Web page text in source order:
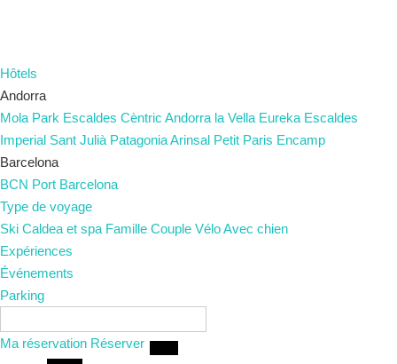
Hôtels
Andorra
Mola Park Escaldes Cèntric Andorra la Vella Eureka Escaldes
Imperial Sant Julià PatagoniaArinsal Petit Paris Encamp
Barcelona
BCN Port Barcelona
Type de voyage
Ski Caldea et spa Famille Couple VéloAvec chien
Expériences
Événements
Parking
Ma réservation Réserver